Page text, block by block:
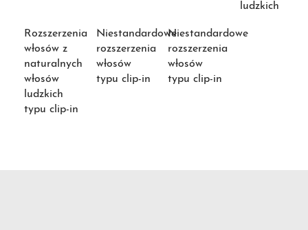
ludzkich
Rozszerzenia
włosów z
naturalnych
włosów
ludzkich
typu clip-in
Niestandardowe
rozszerzenia
włosów
typu clip-in
Niestandardowe
rozszerzenia
włosów
typu clip-in